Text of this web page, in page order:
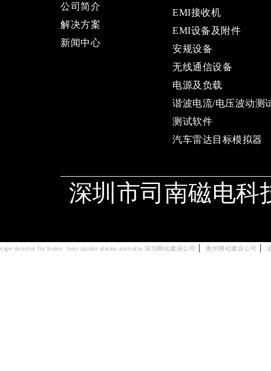
公司简介
解决方案
新闻中心
EMI接收机
EMI设备及附件
安规设备
无线通信设备
电源及负载
谐波电流/电压波动测
测试软件
汽车雷达目标模拟器
深圳市司南磁电
vape detector for home best smoke alarms australia 深圳网站建设公司 | 惠州网站建设公司 |